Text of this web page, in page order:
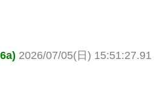
2026/07/05(日) 15:51:27.91